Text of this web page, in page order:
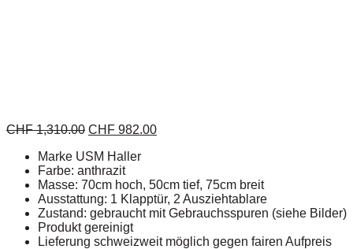
CHF1,310.00 CHF 982.00
Marke USM Haller
Farbe: anthrazit
Masse: 70cm hoch, 50cm tief, 75cm breit
Ausstattung: 1 Klapptür, 2 Ausziehtablare
Zustand: gebraucht mit Gebrauchsspuren (siehe Bilder)
Produkt gereinigt
Lieferung schweizweit möglich gegen fairen Aufpreis